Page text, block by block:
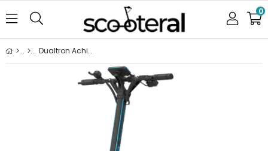
0
Dualtron Achilleus Limited Elektrikli Scooter